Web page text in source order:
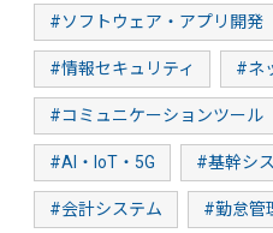
#ソフトウェア・アプリ開発
#情報セキュリティ #ネ
#コミュニケーションツール
#AI・IoT・5G #基幹シ
#会計システム #勤怠管